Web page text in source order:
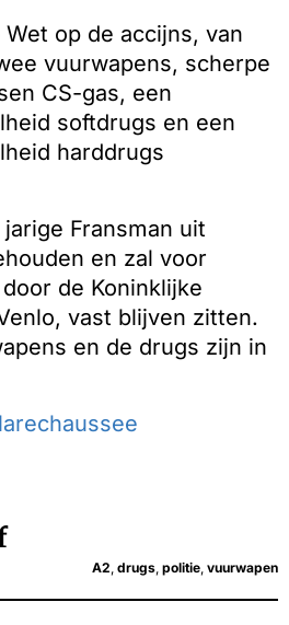
op de accijns, van
vuurwapens, scherpe
CS-gas, een
softdrugs en een
harddrugs
Fransman uit
en zal voor
de Koninklijke
vast blijven zitten.
en de drugs zijn in
A2, drugs, politie, vuurwapen